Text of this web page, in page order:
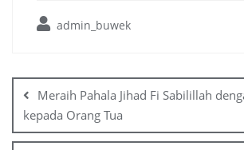
admin_buwek
navigation
Meraih Pahala Jihad Fi Sabilillah
kepada Orang Tua